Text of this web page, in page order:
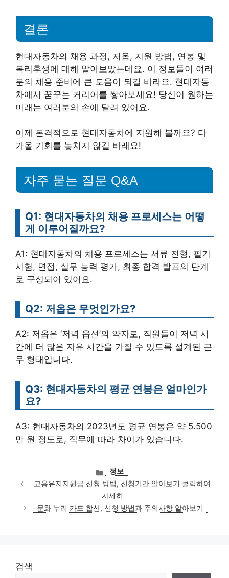
결론
현대자동차의 채용 과정, 저옵, 지원 방법, 연봉 및
복리후생에 대해 알아보았는데요. 이 정보들이 여러
분의 채용 준비에 큰 도움이 되길 바라요. 현대자동
차에서 꿈꾸는 커리어를 쌓아보세요! 당신이 원하는
미래는 여러분의 손에 달려 있어요.
이제 본격적으로 현대자동차에 지원해 볼까요? 다
가올 기회를 놓치지 않길 바래요!
자주 묻는 질문 Q&A
Q1: 현대자동차의 채용 프로세스는 어떻
게 이루어질까요?
A1: 현대자동차의 채용 프로세스는 서류 전형, 필기
시험, 면접, 실무 능력 평가, 최종 합격 발표의 단계
로 구성되어 있어요.
Q2: 저옵은 무엇인가요?
A2: 저옵은 ‘저녁 옵션’의 약자로, 직원들이 저녁 시
간에 더 많은 자유 시간을 가질 수 있도록 설계된 근
무 형태입니다.
Q3: 현대자동차의 평균 연봉은 얼마인가
요?
A3: 현대자동차의 2023년도 평균 연봉은 약 5.500
만 원 정도로, 직무에 따라 차이가 있습니다.
카
테
고
리
정보
고용유지지원금 신청 방법, 신청기간 알아보기 클릭하여
자세히
문화 누리 카드 합산, 신청 방법과 주의사항 알아보기
검색